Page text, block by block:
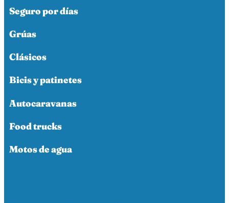
Seguro por días
Grúas
Clásicos
Bicis y patinetes
Autocaravanas
Food trucks
Motos de agua